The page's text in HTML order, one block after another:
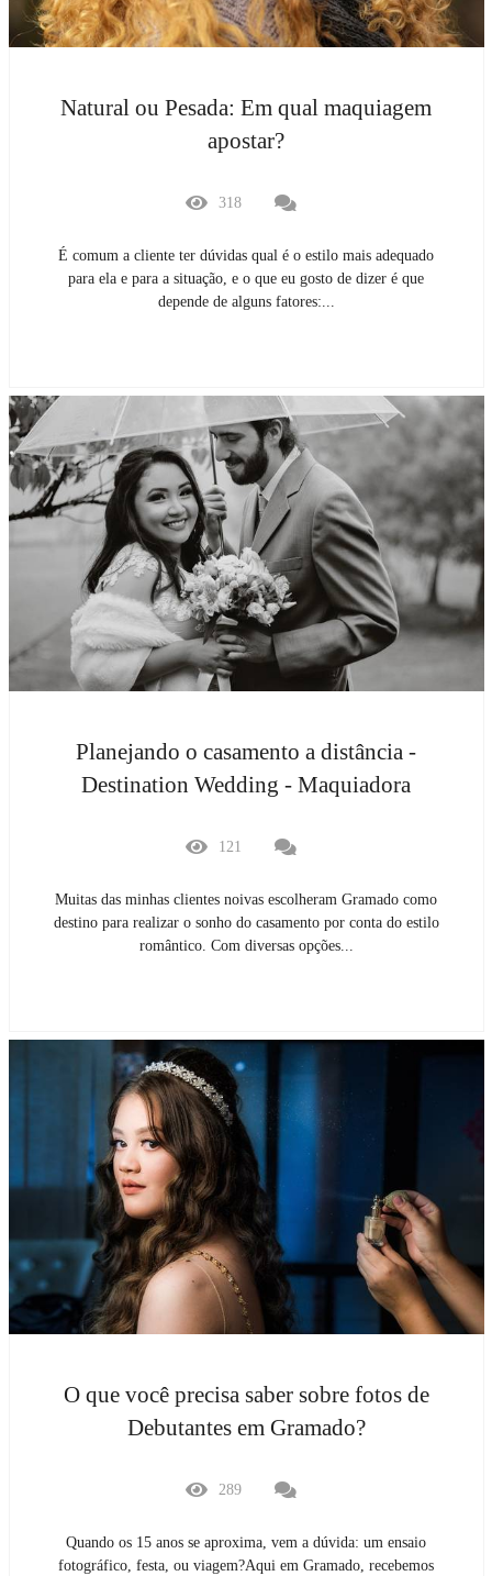
Natural ou Pesada: Em qual maquiagem
apostar?
318
É comum a cliente ter dúvidas qual é o estilo mais adequado
para ela e para a situação, e o que eu gosto de dizer é que
depende de alguns fatores:...
Planejando o casamento a distância -
Destination Wedding - Maquiadora
121
Muitas das minhas clientes noivas escolheram Gramado como
destino para realizar o sonho do casamento por conta do estilo
romântico. Com diversas opções...
O que você precisa saber sobre fotos de
Debutantes em Gramado?
289
Quando os 15 anos se aproxima, vem a dúvida: um ensaio
fotográfico, festa, ou viagem?Aqui em Gramado, recebemos